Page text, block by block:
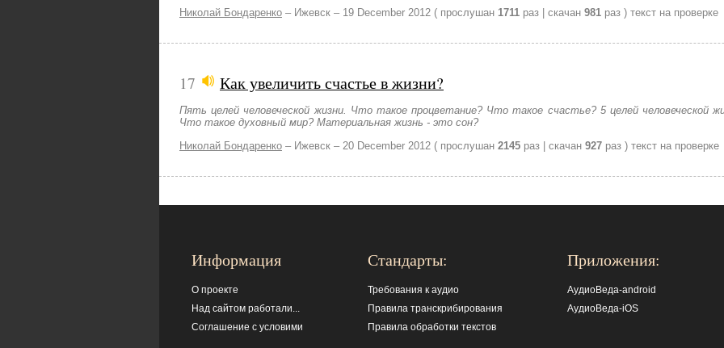
Николай Бондаренко – Ижевск – 19 December 2012 ( прослушан 1711 раз | скачан 981 раз ) текст на проверке
17 Как увеличить счастье в жизни?
Пять целей человеческой жизни. Что такое процветание? Что такое счастье? 5 целей человеческой
Что такое духовный мир? Материальная жизнь - это сон?
Николай Бондаренко – Ижевск – 20 December 2012 ( прослушан 2145 раз | скачан 927 раз ) текст на проверке
Информация
О проекте
Над сайтом работали...
Соглашение с условими
Стандарты:
Требования к аудио
Правила транскрибирования
Правила обработки текстов
Приложения:
АудиоВеда-android
АудиоВеда-iOS